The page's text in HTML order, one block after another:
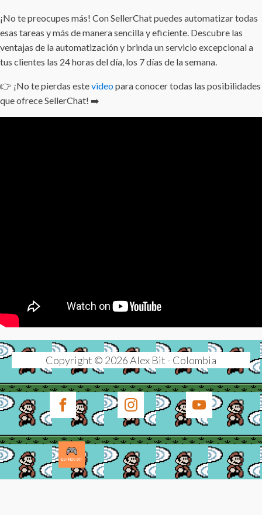
¡No te preocupes más! Con SellerChat puedes automatizar todas
esas tareas y más de manera sencilla y eficiente. Descubre las
ventajas de la automatización y brinda un servicio excepcional a
tus clientes las 24 horas del día, los 7 días de la semana.
👉 ¡No te pierdas estevideopara conocer todas las posibilidades
que ofrece SellerChat! ➡️
Copyright © 2026 Alex Bit - Colombia